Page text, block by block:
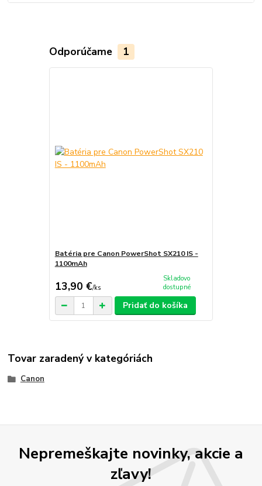
Odporúčame 1
Batéria pre Canon PowerShot SX210 IS -
1100mAh
13,90 €/ks
Skladovo
dostupné
Pridať do košíka
Tovar zaradený v kategóriách
Canon
Nepremeškajte novinky, akcie a
zľavy!